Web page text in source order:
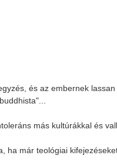
és az embernek
más kultúrákkal és
ha már teológiai